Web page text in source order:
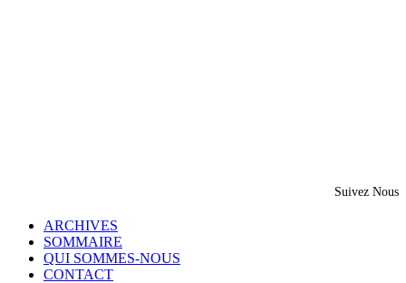
Suivez Nous
ARCHIVES
SOMMAIRE
QUI SOMMES-NOUS
CONTACT